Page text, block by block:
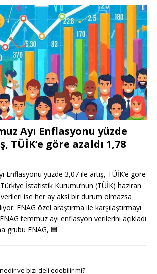
Ayı Enflasyonu yüzde
TÜİK’e göre azaldı 1,78
Enflasyonu yüzde 3,07 ile artış, TÜİK’e göre
İstatistik Kurumu’nun (TÜİK) haziran
verileri ise her ay aksi bir durum olmazsa
ENAG özel araştırma ile karşılaştırmayı
temmuz ayı enflasyon verilerini açıkladı
grubu ENAG, 🟦
ve bizi deli edebilir mi?